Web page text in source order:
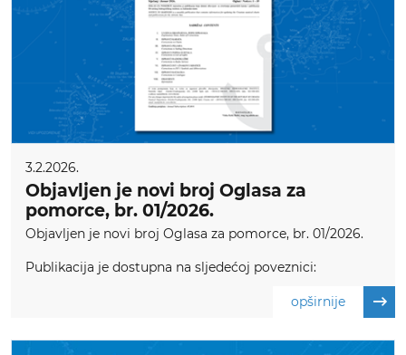
3.2.2026.
Objavljen je novi broj Oglasa za
pomorce, br. 01/2026.
Objavljen je novi broj Oglasa za pomorce, br. 01/2026.
Publikacija je dostupna na sljedećoj poveznici:
opširnije